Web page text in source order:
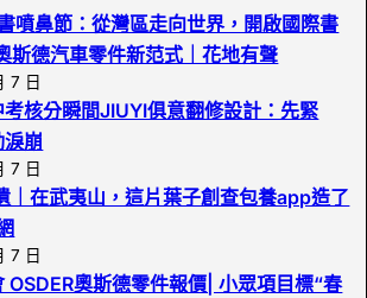
噴鼻節：從灣區走向世界，開啟國際書
斯德汽車零件新范式｜花地有聲
7 日
核分瞬間JIUYI俱意翻修設計：先緊
崩
7 日
｜在武夷山，這片葉子創查包養app造了
7 日
OSDER奧斯德零件報價| 小眾項目標“春